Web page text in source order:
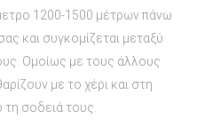
1200-1500 μέτρων πάνω
και συγκομίζεται μεταξύ
Ομοίως με τους άλλους
με το χέρι και στη
τη σοδειά τους.